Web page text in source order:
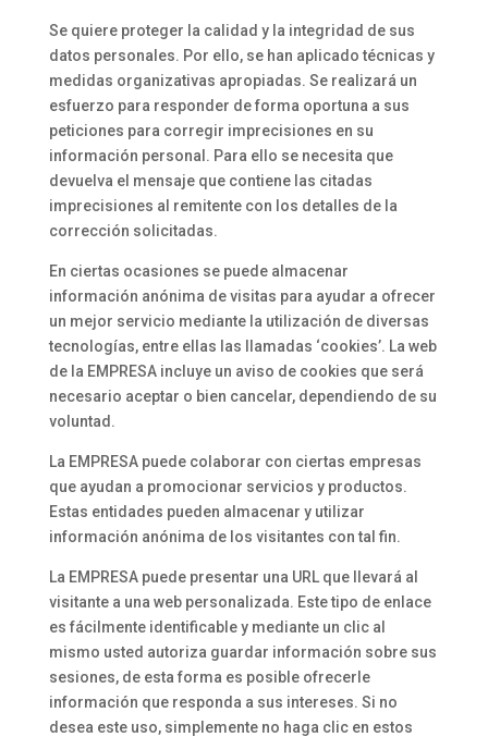
Se quiere proteger la calidad y la integridad de sus
datos personales. Por ello, se han aplicado técnicas y
medidas organizativas apropiadas. Se realizará un
esfuerzo para responder de forma oportuna a sus
peticiones para corregir imprecisiones en su
información personal. Para ello se necesita que
devuelva el mensaje que contiene las citadas
imprecisiones al remitente con los detalles de la
corrección solicitadas.
En ciertas ocasiones se puede almacenar
información anónima de visitas para ayudar a ofrecer
un mejor servicio mediante la utilización de diversas
tecnologías, entre ellas las llamadas ‘cookies’. La web
de la EMPRESA incluye un aviso de cookies que será
necesario aceptar o bien cancelar, dependiendo de su
voluntad.
La EMPRESA puede colaborar con ciertas empresas
que ayudan a promocionar servicios y productos.
Estas entidades pueden almacenar y utilizar
información anónima de los visitantes con tal fin.
La EMPRESA puede presentar una URL que llevará al
visitante a una web personalizada. Este tipo de enlace
es fácilmente identificable y mediante un clic al
mismo usted autoriza guardar información sobre sus
sesiones, de esta forma es posible ofrecerle
información que responda a sus intereses. Si no
desea este uso, simplemente no haga clic en estos